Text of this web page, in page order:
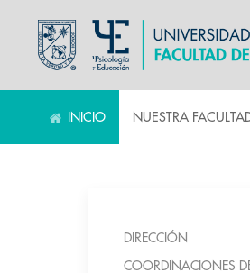
INICIO NUESTRA
DIRECCIÓN
COORDINACIONES